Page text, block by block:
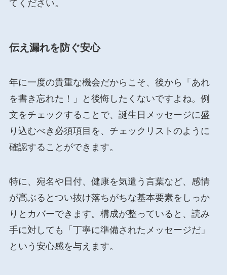
てください。
伝え漏れを防ぐ安心
年に一度の貴重な機会だからこそ、後から「あれ
を書き忘れた！」と後悔したくないですよね。例
文をチェックすることで、誕生日メッセージに盛
り込むべき必須項目を、チェックリストのように
確認することができます。
特に、宛名や日付、健康を気遣う言葉など、感情
が高ぶるとつい抜け落ちがちな基本要素をしっか
りとカバーできます。構成が整っていると、読み
手に対しても「丁寧に準備されたメッセージだ」
という安心感を与えます。